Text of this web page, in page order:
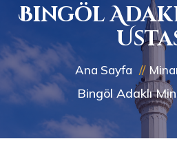
Bingöl
Ana Sayfa
Bingöl Adaklı